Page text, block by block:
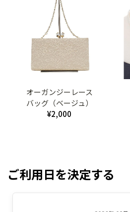
オーガンジーレース
バッグ（ベージュ）
¥2,000
ご利用日を決定する